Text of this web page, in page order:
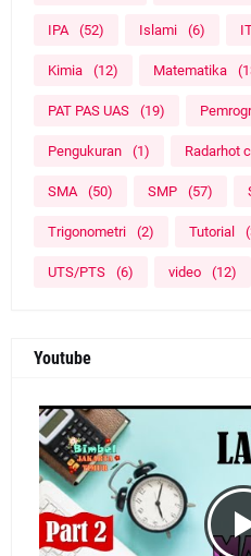
IPA (52) Islami (6)
Kimia (12) Matematika
PAT PAS UAS (19)
Pengukuran (1) Radarhot
SMA (50) SMP (57)
Trigonometri (2) Tutorial
UTS/PTS (6) video (12)
Youtube